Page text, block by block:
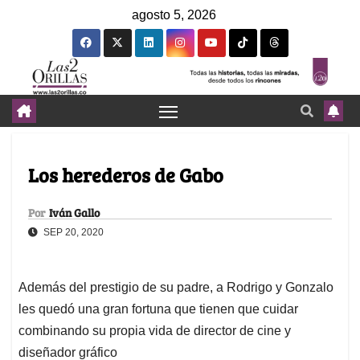
agosto 5, 2026
Los herederos de Gabo
Por Iván Gallo
SEP 20, 2020
Además del prestigio de su padre, a Rodrigo y Gonzalo
les quedó una gran fortuna que tienen que cuidar
combinando su propia vida de director de cine y
diseñador gráfico